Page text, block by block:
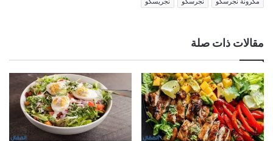
مقالات ذات صلة